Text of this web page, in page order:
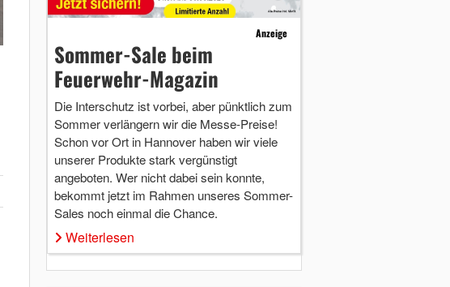
Anzeige
Sommer-Sale beim
Feuerwehr-Magazin
Die Interschutz ist vorbei, aber pünktlich zum
Sommer verlängern wir die Messe-Preise!
Schon vor Ort in Hannover haben wir viele
unserer Produkte stark vergünstigt
angeboten. Wer nicht dabei sein konnte,
bekommt jetzt im Rahmen unseres Sommer-
Sales noch einmal die Chance.
Weiterlesen